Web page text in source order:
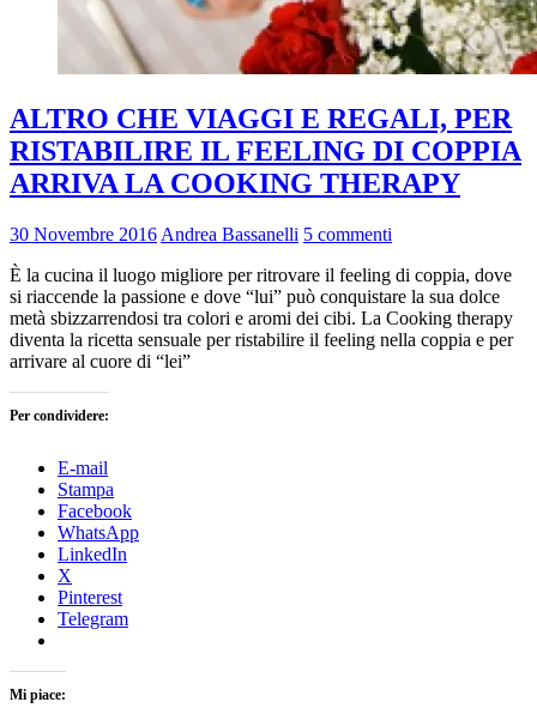
ALTRO CHE VIAGGI E REGALI, PER
RISTABILIRE IL FEELING DI COPPIA
ARRIVA LA COOKING THERAPY
30 Novembre 2016 Andrea Bassanelli 5 commenti
È la cucina il luogo migliore per ritrovare il feeling di coppia, dove
si riaccende la passione e dove “lui” può conquistare la sua dolce
metà sbizzarrendosi tra colori e aromi dei cibi. La Cooking therapy
diventa la ricetta sensuale per ristabilire il feeling nella coppia e per
arrivare al cuore di “lei”
Per condividere:
E-mail
Stampa
Facebook
WhatsApp
LinkedIn
X
Pinterest
Telegram
Mi piace: